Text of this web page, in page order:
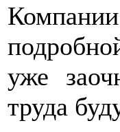
уже
труда